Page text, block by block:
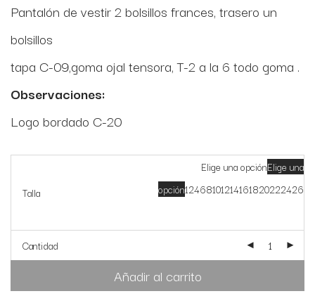
Pantalón de vestir 2 bolsillos frances, trasero un
bolsillos
tapa C-09,goma ojal tensora, T-2 a la 6 todo goma .
Observaciones:
Logo bordado C-20
Talla
Elige una opciónElige una
opción12468101214161820222426
Cantidad
Añadir al carrito